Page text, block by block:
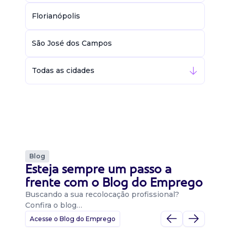
Florianópolis
São José dos Campos
Todas as cidades
Blog
Esteja sempre um passo a
frente com o Blog do Emprego
Buscando a sua recolocação profissional?
Confira o blog…
Acesse o Blog do Emprego